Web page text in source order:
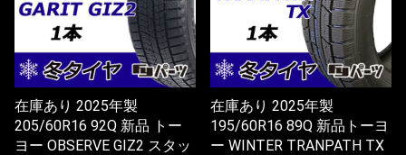
在庫あり 2025年製
205/60R16 92Q 新品 トー
ヨー OBSERVE GIZ2 スタッ
在庫あり 2025年製
195/60R16 89Q 新品トーヨ
ー WINTER TRANPATH TX